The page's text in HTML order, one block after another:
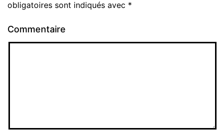
obligatoires sont indiqués avec *
Commentaire